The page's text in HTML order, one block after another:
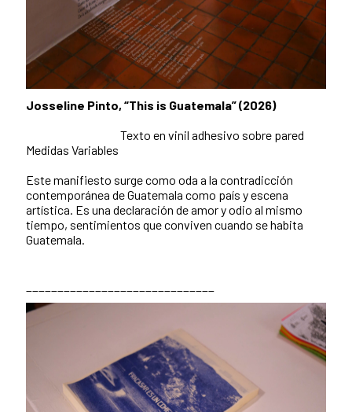
Josseline Pinto, “This is Guatemala” (2026)
Texto en vinil adhesivo sobre pared
Medidas Variables
Este manifiesto surge como oda a la contradicción
contemporánea de Guatemala como país y escena
artística. Es una declaración de amor y odio al mismo
tiempo, sentimientos que conviven cuando se habita
Guatemala.